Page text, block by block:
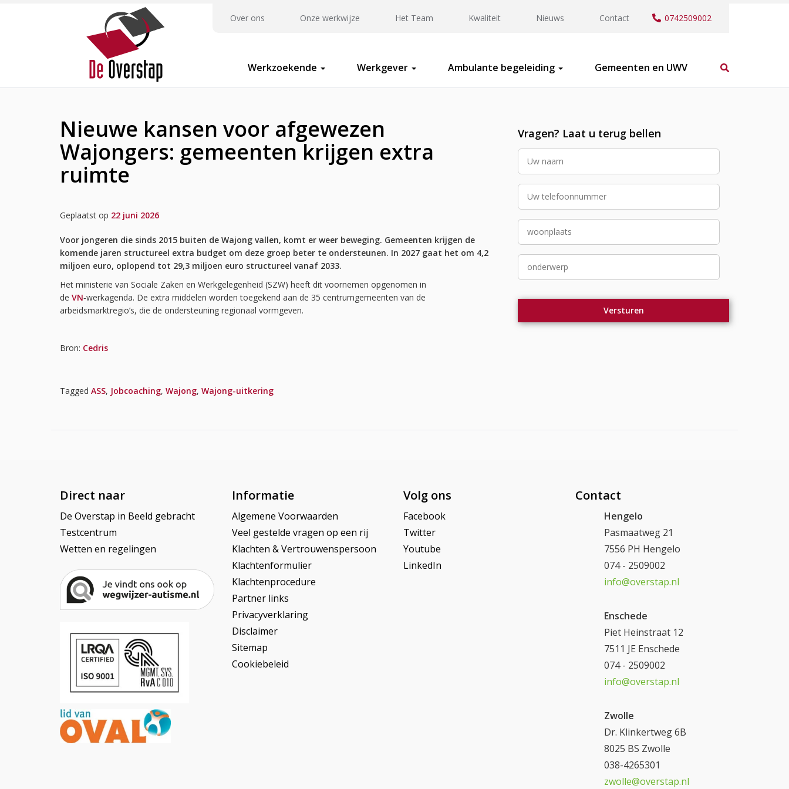
Over ons Onze werkwijze Het Team Kwaliteit Nieuws Contact 0742509002
Werkzoekende Werkgever Ambulante begeleiding Gemeenten en UWV
Nieuwe kansen voor afgewezen
Wajongers: gemeenten krijgen extra
ruimte
Geplaatst op 22 juni 2026
Voor jongeren die sinds 2015 buiten de Wajong vallen, komt er weer beweging. Gemeenten krijgen de
komende jaren structureel extra budget om deze groep beter te ondersteunen. In 2027 gaat het om 4,2
miljoen euro, oplopend tot 29,3 miljoen euro structureel vanaf 2033.
Het ministerie van Sociale Zaken en Werkgelegenheid (SZW) heeft dit voornemen opgenomen in
de VN‑werkagenda. De extra middelen worden toegekend aan de 35 centrumgemeenten van de
arbeidsmarktregio’s, die de ondersteuning regionaal vormgeven.
Bron: Cedris
Tagged ASS, Jobcoaching, Wajong, Wajong-uitkering
Vragen? Laat u terug bellen
Direct naar
De Overstap in Beeld gebracht
Testcentrum
Wetten en regelingen
Informatie
Algemene Voorwaarden
Veel gestelde vragen op een rij
Klachten & Vertrouwenspersoon
Klachtenformulier
Klachtenprocedure
Partner links
Privacyverklaring
Disclaimer
Sitemap
Cookiebeleid
Volg ons
Facebook
Twitter
Youtube
LinkedIn
Contact
Hengelo
Pasmaatweg 21
7556 PH Hengelo
074 - 2509002
info@overstap.nl
Enschede
Piet Heinstraat 12
7511 JE Enschede
074 - 2509002
info@overstap.nl
Zwolle
Dr. Klinkertweg 6B
8025 BS Zwolle
038-4265301
zwolle@overstap.nl